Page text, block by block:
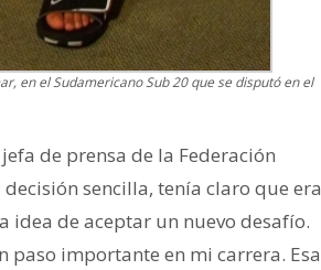
en el Sudamericano Sub 20 que se disputó en el
de prensa de la Federación
sencilla, tenía claro que era
idea de aceptar un nuevo desafío.
importante en mi carrera. Esa